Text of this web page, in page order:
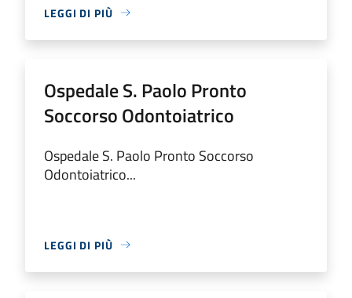
LEGGI DI PIÙ
Ospedale S. Paolo Pronto
Soccorso Odontoiatrico
Ospedale S. Paolo Pronto Soccorso
Odontoiatrico...
LEGGI DI PIÙ